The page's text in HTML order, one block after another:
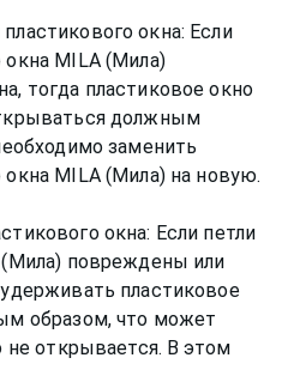
окна: Если
окна MILA (Мила)
тогда пластиковое окно
должным
заменить
окна MILA (Мила) на новую.
окна: Если петли
(Мила) повреждены или
пластиковое
образом, что может
не открывается. В этом